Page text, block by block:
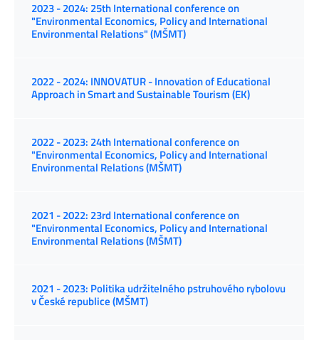
2023 - 2024: 25th International conference on
"Environmental Economics, Policy and International
Environmental Relations" (MŠMT)
2022 - 2024: INNOVATUR - Innovation of Educational
Approach in Smart and Sustainable Tourism (EK)
2022 - 2023: 24th International conference on
"Environmental Economics, Policy and International
Environmental Relations (MŠMT)
2021 - 2022: 23rd International conference on
"Environmental Economics, Policy and International
Environmental Relations (MŠMT)
2021 - 2023: Politika udržitelného pstruhového rybolovu
v České republice (MŠMT)